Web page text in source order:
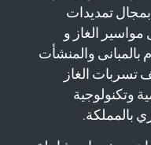
تمديدات
الغاز و
والمنشأت
الغاز
وتكنولوجية
بالمملكة.